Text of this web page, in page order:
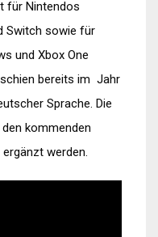
für Nintendos
Switch sowie für
und Xbox One
bereits im Jahr
Sprache. Die
kommenden
werden.